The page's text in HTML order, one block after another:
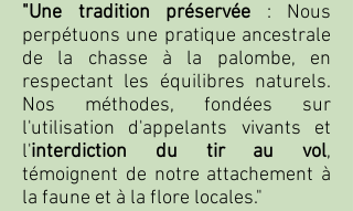
"Une tradition préservée : Nous
perpétuons une pratique ancestrale
de la chasse à la palombe, en
respectant les équilibres naturels.
Nos méthodes, fondées sur
l'utilisation d'appelants vivants et
l'interdiction du tir au vol,
témoignent de notre attachement à
la faune et à la flore locales."